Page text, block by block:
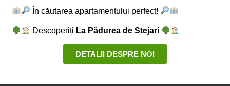
În căutarea apartamentului perfect!
Descoperiți La Pădurea de Stejari
DETALII DESPRE NOI